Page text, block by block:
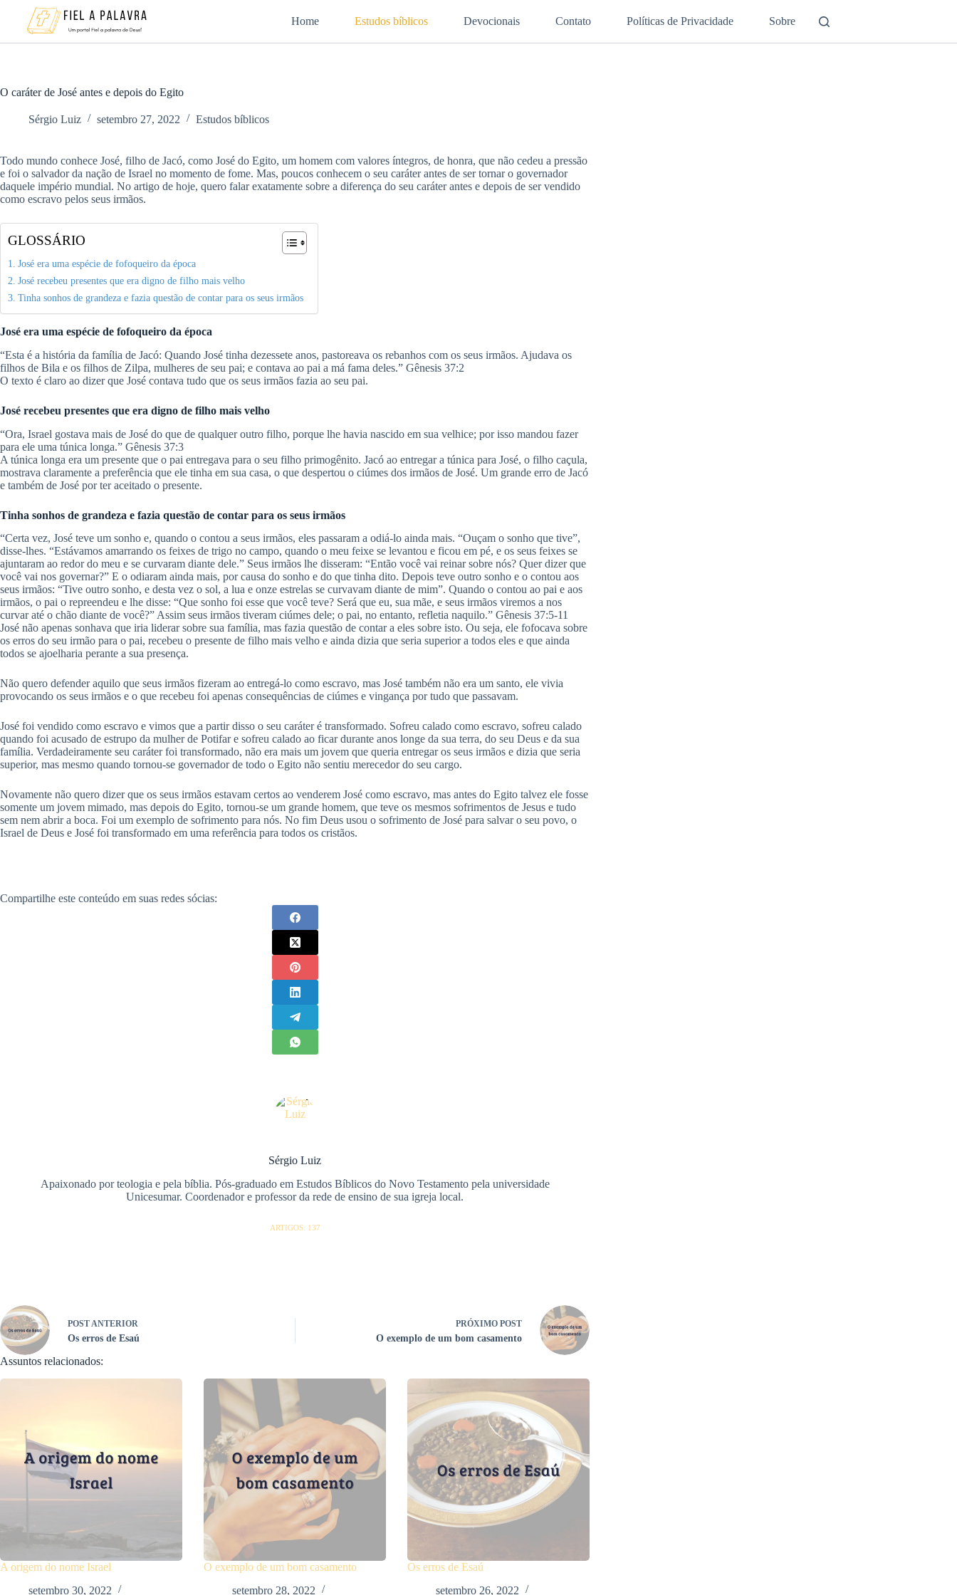
conteúdo
Home Estudos bíblicos Devocionais Contato Políticas de Privacidade Sobre
O caráter de José antes e depois do Egito
Sérgio Luiz setembro 27, 2022 Estudos bíblicos
Todo mundo conhece José, filho de Jacó, como José do Egito, um homem com valores íntegros, de honra, que não cedeu a pressão
e foi o salvador da nação de Israel no momento de fome. Mas, poucos conhecem o seu caráter antes de ser tornar o governador
daquele império mundial. No artigo de hoje, quero falar exatamente sobre a diferença do seu caráter antes e depois de ser vendido
como escravo pelos seus irmãos.
GLOSSÁRIO
José era uma espécie de fofoqueiro da época
José recebeu presentes que era digno de filho mais velho
Tinha sonhos de grandeza e fazia questão de contar para os seus irmãos
José era uma espécie de fofoqueiro da época
“Esta é a história da família de Jacó: Quando José tinha dezessete anos, pastoreava os rebanhos com os seus irmãos. Ajudava os
filhos de Bila e os filhos de Zilpa, mulheres de seu pai; e contava ao pai a má fama deles.” Gênesis 37:2
O texto é claro ao dizer que José contava tudo que os seus irmãos fazia ao seu pai.
José recebeu presentes que era digno de filho mais velho
“Ora, Israel gostava mais de José do que de qualquer outro filho, porque lhe havia nascido em sua velhice; por isso mandou fazer
para ele uma túnica longa.” Gênesis 37:3
A túnica longa era um presente que o pai entregava para o seu filho primogênito. Jacó ao entregar a túnica para José, o filho caçula,
mostrava claramente a preferência que ele tinha em sua casa, o que despertou o ciúmes dos irmãos de José. Um grande erro de Jacó
e também de José por ter aceitado o presente.
Tinha sonhos de grandeza e fazia questão de contar para os seus irmãos
“Certa vez, José teve um sonho e, quando o contou a seus irmãos, eles passaram a odiá-lo ainda mais. “Ouçam o sonho que tive”,
disse-lhes. “Estávamos amarrando os feixes de trigo no campo, quando o meu feixe se levantou e ficou em pé, e os seus feixes se
ajuntaram ao redor do meu e se curvaram diante dele.” Seus irmãos lhe disseram: “Então você vai reinar sobre nós? Quer dizer que
você vai nos governar?” E o odiaram ainda mais, por causa do sonho e do que tinha dito. Depois teve outro sonho e o contou aos
seus irmãos: “Tive outro sonho, e desta vez o sol, a lua e onze estrelas se curvavam diante de mim”. Quando o contou ao pai e aos
irmãos, o pai o repreendeu e lhe disse: “Que sonho foi esse que você teve? Será que eu, sua mãe, e seus irmãos viremos a nos
curvar até o chão diante de você?” Assim seus irmãos tiveram ciúmes dele; o pai, no entanto, refletia naquilo.” Gênesis 37:5-11
José não apenas sonhava que iria liderar sobre sua família, mas fazia questão de contar a eles sobre isto. Ou seja, ele fofocava sobre
os erros do seu irmão para o pai, recebeu o presente de filho mais velho e ainda dizia que seria superior a todos eles e que ainda
todos se ajoelharia perante a sua presença.
Não quero defender aquilo que seus irmãos fizeram ao entregá-lo como escravo, mas José também não era um santo, ele vivia
provocando os seus irmãos e o que recebeu foi apenas consequências de ciúmes e vingança por tudo que passavam.
José foi vendido como escravo e vimos que a partir disso o seu caráter é transformado. Sofreu calado como escravo, sofreu calado
quando foi acusado de estrupo da mulher de Potifar e sofreu calado ao ficar durante anos longe da sua terra, do seu Deus e da sua
família. Verdadeiramente seu caráter foi transformado, não era mais um jovem que queria entregar os seus irmãos e dizia que seria
superior, mas mesmo quando tornou-se governador de todo o Egito não sentiu merecedor do seu cargo.
Novamente não quero dizer que os seus irmãos estavam certos ao venderem José como escravo, mas antes do Egito talvez ele fosse
somente um jovem mimado, mas depois do Egito, tornou-se um grande homem, que teve os mesmos sofrimentos de Jesus e tudo
sem nem abrir a boca. Foi um exemplo de sofrimento para nós. No fim Deus usou o sofrimento de José para salvar o seu povo, o
Israel de Deus e José foi transformado em uma referência para todos os cristãos.
Compartilhe este conteúdo em suas redes sócias:
Sérgio Luiz
Apaixonado por teologia e pela bíblia. Pós-graduado em Estudos Bíblicos do Novo Testamento pela universidade
Unicesumar. Coordenador e professor da rede de ensino de sua igreja local.
ARTIGOS: 137
POST ANTERIOR
Os erros de Esaú
PRÓXIMO POST
O exemplo de um bom casamento
Assuntos relacionados:
A origem do nome Israel
setembro 30, 2022
O exemplo de um bom casamento
setembro 28, 2022
Os erros de Esaú
setembro 26, 2022